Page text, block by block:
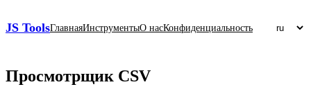
JS ToolsГлавнаяИнструментыО насКонфиденциальность
Просмотрщик CSV